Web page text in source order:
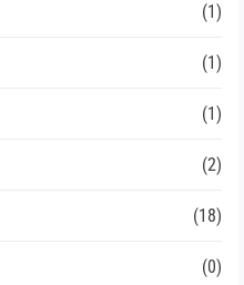
(1)
(1)
(1)
(2)
(18)
(0)